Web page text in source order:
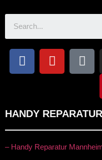
HANDY
– Handy Reparatur